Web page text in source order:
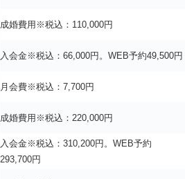
成婚費用※税込：110,000円
入会金※税込：66,000円。WEB予約49,500円
月会費※税込：7,700円
成婚費用※税込：220,000円
入会金※税込：310,200円。WEB予約
293,700円